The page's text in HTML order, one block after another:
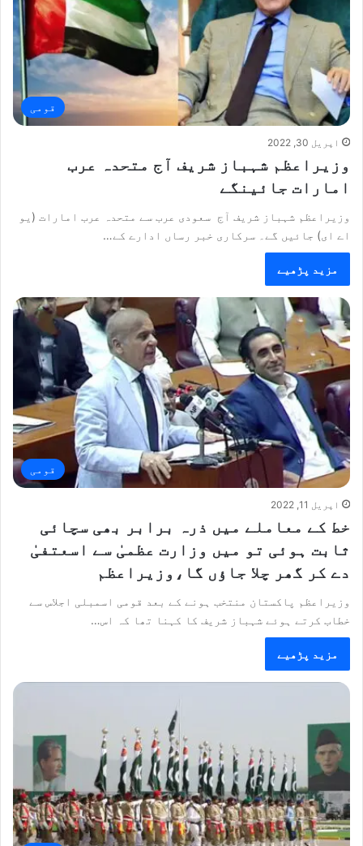
قومی
اپریل 30, 2022
وزیراعظم شہباز شریف آج متحدہ عرب
امارات جائینگے
وزیراعظم شہباز شریف آج سعودی عرب سے متحدہ عرب امارات (یو
اے ای) جائیں گے۔ سرکاری خبر رساں ادارے کے…
مزید پڑھیے
قومی
اپریل 11, 2022
خط کے معاملے میں ذرہ برابر بھی سچائی
ثابت ہوئی تو میں وزارت عظمیٰ سے اسعتفیٰ
دے کر گھر چلا جاؤں گا،وزیراعظم
وزیراعظم پاکستان منتخب ہونے کے بعد قومی اسمبلی اجلاس سے
خطاب کرتے ہوئے شہباز شریف کا کہنا تھا کہ اس…
مزید پڑھیے